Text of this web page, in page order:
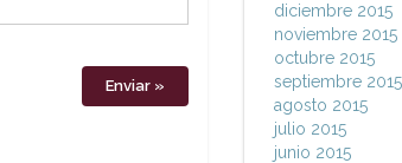
diciembre 2015
noviembre 2015
octubre 2015
septiembre 2015
agosto 2015
julio 2015
junio 2015